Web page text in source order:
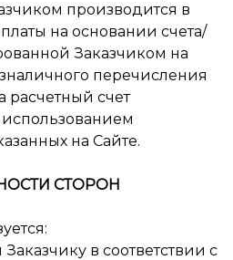
производится в
на основании счета/
Заказчиком на
перечисления
расчетный счет
на Сайте.
СТОРОН
Заказчику в соответствии с